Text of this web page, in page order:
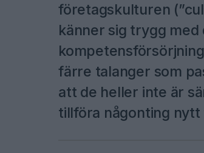
företagskulturen
känner sig trygg med
färre talanger som
att de heller inte är
tillföra någonting nytt